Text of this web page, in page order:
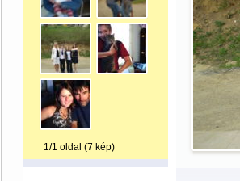
1/1 oldal (7 kép)